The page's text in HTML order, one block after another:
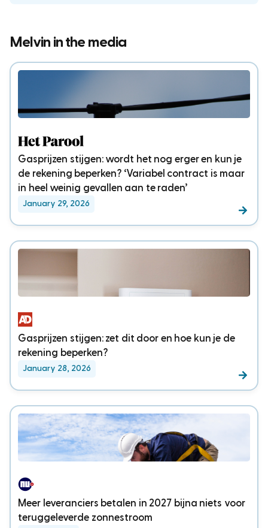
Melvin in the media
Gasprijzen stijgen: wordt het nog erger en kun je
de rekening beperken? ‘Variabel contract is maar
in heel weinig gevallen aan te raden’
January 29, 2026
Gasprijzen stijgen: zet dit door en hoe kun je de
rekening beperken?
January 28, 2026
Meer leveranciers betalen in 2027 bijna niets voor
teruggeleverde zonnestroom